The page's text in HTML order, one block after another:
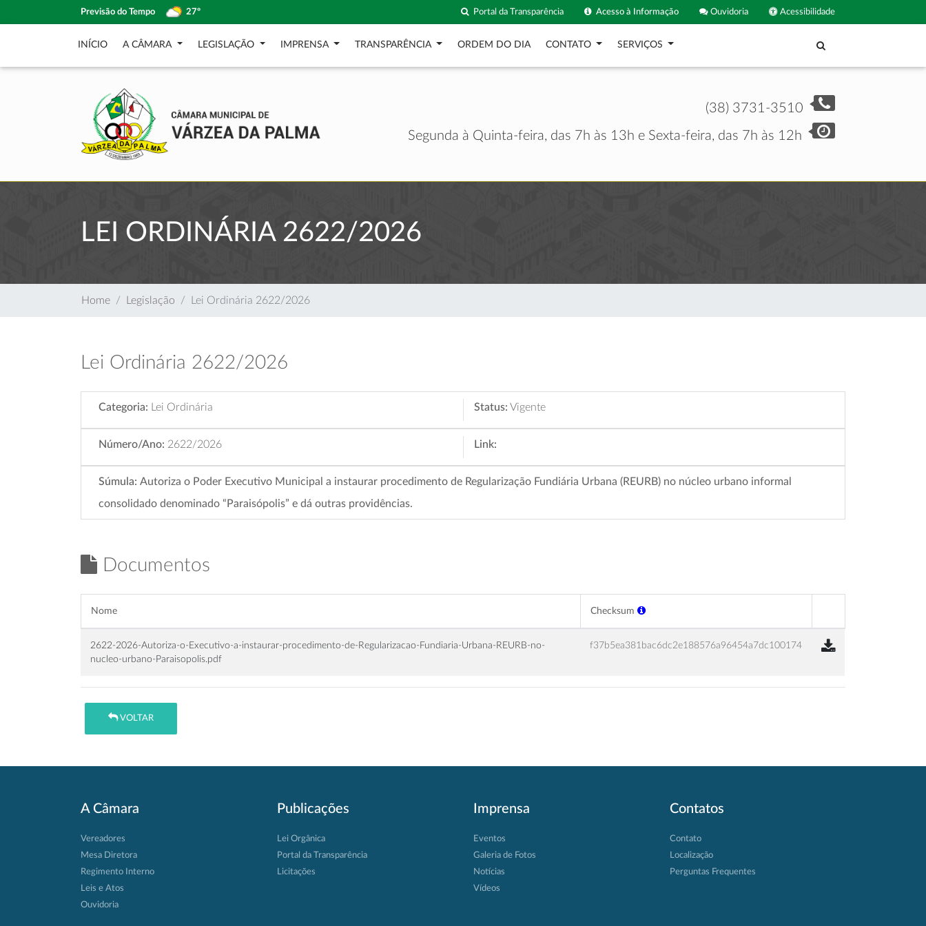
Previsão do Tempo 27º Acessibilidade
Ouvidoria
Acesso à Informação
Portal da Transparência
INÍCIO A CÂMARA LEGISLAÇÃO IMPRENSA TRANSPARÊNCIA ORDEM DO DIA CONTATO SERVIÇOS
(38) 3731-3510
Segunda à Quinta-feira, das 7h às 13h e Sexta-feira, das 7h às 12h
LEI ORDINÁRIA 2622/2026
Home Legislação Lei Ordinária 2622/2026
Lei Ordinária 2622/2026
Categoria: Lei Ordinária Status: Vigente
Número/Ano: 2622/2026 Link:
Súmula: Autoriza o Poder Executivo Municipal a instaurar procedimento de Regularização Fundiária Urbana (REURB) no núcleo urbano informal
consolidado denominado “Paraisópolis” e dá outras providências.
Documentos
Nome Checksum
2622-2026-Autoriza-o-Executivo-a-instaurar-procedimento-de-Regularizacao-Fundiaria-Urbana-REURB-no-
nucleo-urbano-Paraisopolis.pdf
f37b5ea381bac6dc2e188576a96454a7dc100174
VOLTAR
A Câmara
Vereadores
Mesa Diretora
Regimento Interno
Leis e Atos
Ouvidoria
Publicações
Lei Orgânica
Portal da Transparência
Licitações
Imprensa
Eventos
Galeria de Fotos
Notícias
Vídeos
Contatos
Contato
Localização
Perguntas Frequentes